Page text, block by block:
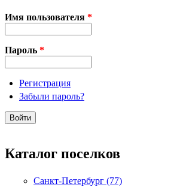
Имя пользователя *
Пароль *
Регистрация
Забыли пароль?
Каталог поселков
Санкт-Петербург (77)